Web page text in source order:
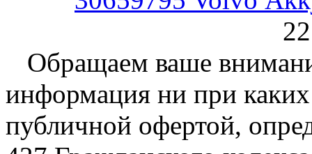
Обращаем ваше
информация ни при каких
публичной офертой,